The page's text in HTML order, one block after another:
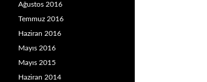
Ağustos 2016
Temmuz 2016
Haziran 2016
Mayıs 2016
Mayıs 2015
Haziran 2014